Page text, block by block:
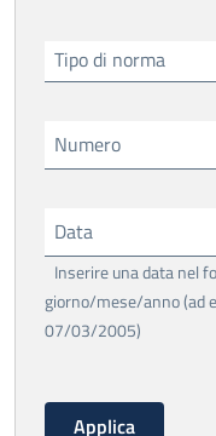
Tipo di norma
Numero
Data
Inserire una data nel
giorno/mese/anno (ad
07/03/2005)